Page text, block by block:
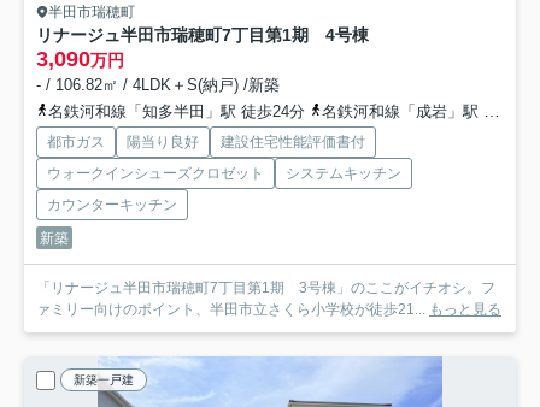
半田市瑞穂町
リナージュ半田市瑞穂町7丁目第1期 4号棟
3,090万円
- / 106.82㎡ / 4LDK＋S(納戸) /新築
名鉄河和線「知多半田」駅 徒歩24分
名鉄河和線「成岩」駅 徒歩33分
都市ガス 陽当り良好
建設住宅性能評価書付
ウォークインシューズクロゼット
システムキッチン
カウンターキッチン
新築
「リナージュ半田市瑞穂町7丁目第1期 3号棟」のここがイチオシ。フ
ァミリー向けのポイント、半田市立さくら小学校が徒歩21... もっと見る
新築一戸建